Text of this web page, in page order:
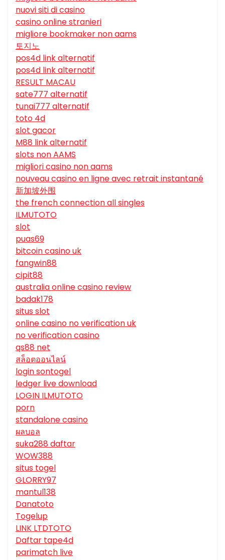
nuovi siti di casino
casino online stranieri
migliore bookmaker non aams
토지노
pos4d link alternatif
pos4d link alternatif
RESULT MACAU
sate777 alternatif
tunai777 alternatif
toto 4d
slot gacor
M88 link alternatif
slots non AAMS
migliori casino non aams
nouveau casino en ligne avec retrait instantané
新加坡外围
the french connection all singles
ILMUTOTO
slot
puas69
bitcoin casino uk
fangwin88
cipit88
australia online casino review
badak178
situs slot
online casino no verification uk
no verification casino
qs88 net
สล็อตออนไลน์
login sontogel
ledger live download
LOGIN ILMUTOTO
porn
standalone casino
ผลบอล
suka288 daftar
WOW388
situs togel
GLORRY97
mantul138
Danatoto
Togelup
LINK LTDTOTO
Daftar tape4d
parimatch live